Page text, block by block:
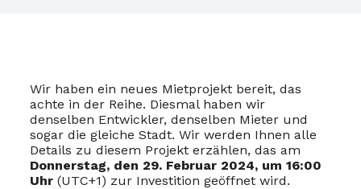
Wir haben ein neues Mietprojekt bereit, das
achte in der Reihe. Diesmal haben wir
denselben Entwickler, denselben Mieter und
sogar die gleiche Stadt. Wir werden Ihnen alle
Details zu diesem Projekt erzählen, das am
Donnerstag, den 29. Februar 2024, um 16:00
Uhr(UTC+1) zur Investition geöffnet wird.